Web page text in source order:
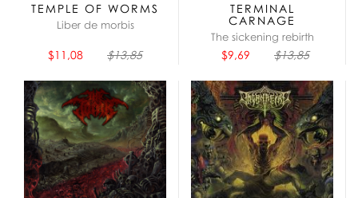
TEMPLE OF WORMS
Liber de morbis
$11,08 $13,85
TERMINAL
CARNAGE
The sickening rebirth
$9,69 $13,85